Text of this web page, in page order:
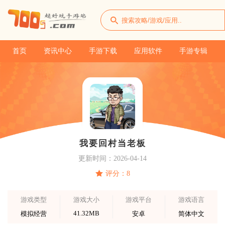
首页 资讯中心 手游下载 应用软件 手游专辑
我要回村当老板
更新时间：2026-04-14
评分：8
游戏类型
模拟经营
游戏大小
41.32MB
游戏平台
安卓
游戏语言
简体中文